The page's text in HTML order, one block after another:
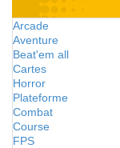
Arcade
Aventure
Beat'em all
Cartes
Horror
Plateforme
Combat
Course
FPS